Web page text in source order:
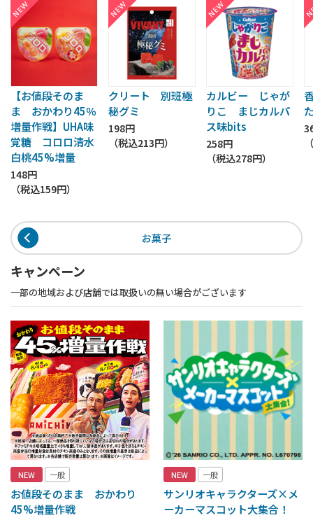
【お値段そのま
ま おかわり45％
増量作戦】UHA味
覚糖 コロロ清水
白桃45%増量
148円
（税込159円）
クリート 別班極
秘グミ
198円
（税込213円）
カルビー じゃが
りこ まじカルパ
ス味bits
258円
（税込278円）
お菓子
キャンペーン
一部の地域および店舗では取扱いの無い場合がございます
NEW 一般
お値段そのまま おかわり
45%増量作戦
NEW 一般
サンリオキャラクターズ×メ
ーカーマスコット大集合！